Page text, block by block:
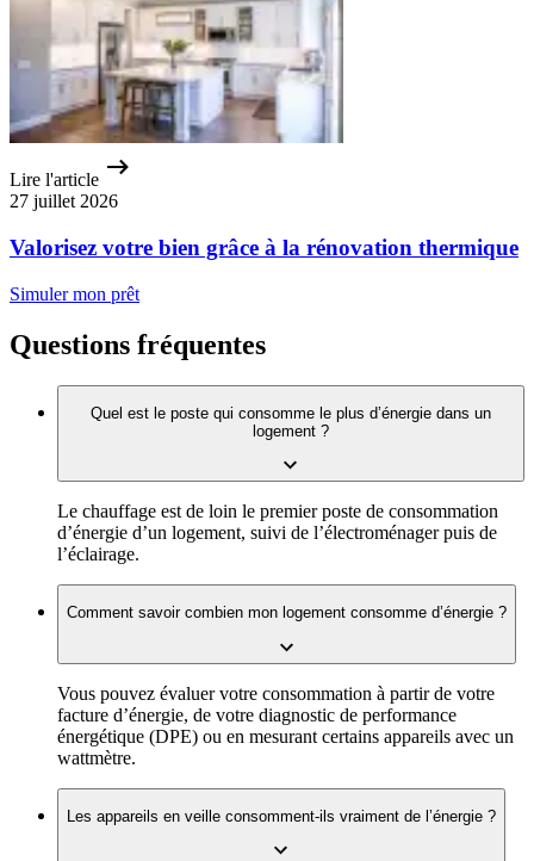
Lire l'article
27 juillet 2026
Valorisez votre bien grâce à la rénovation thermique
Simuler mon prêt
Questions fréquentes
Quel est le poste qui consomme le plus d’énergie dans un
logement ?
Le chauffage est de loin le premier poste de consommation
d’énergie d’un logement, suivi de l’électroménager puis de
l’éclairage.
Comment savoir combien mon logement consomme d’énergie ?
Vous pouvez évaluer votre consommation à partir de votre
facture d’énergie, de votre diagnostic de performance
énergétique (DPE) ou en mesurant certains appareils avec un
wattmètre.
Les appareils en veille consomment-ils vraiment de l’énergie ?